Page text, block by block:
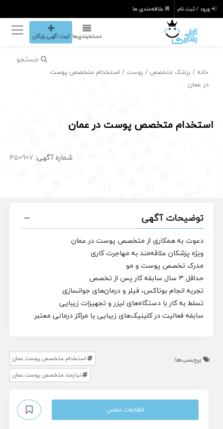
ورود / ثبت نام علاقه‌مندی ها
دسته‌بندی‌ها ثبت اگهی رایگان
جستجو
خانه / پزشک متخصص / پوست / استخدام متخصص پوست
در عمان
استخدام متخصص پوست در عمان
شماره آگهی: 450907
توضیحات آگهی
دعوت به همکاری از متخصص پوست در عمان
ویژه پزشکان علاقه‌مند به مهاجرت کاری
مدرک تخصص پوست و مو
حداقل ۳ سال سابقه کار پس از تخصص
تجربه انجام بوتاکس، فیلر و درمان‌های جوانسازی
تسلط به کار با دستگاه‌های لیزر و تجهیزات زیبایی
سابقه فعالیت در کلینیک‌های زیبایی یا مراکز درمانی معتبر
برچسب‌ها:
استخدام متخصص پوست عمان
نیازمند متخصص پوست عمان
اطلاعات تماس